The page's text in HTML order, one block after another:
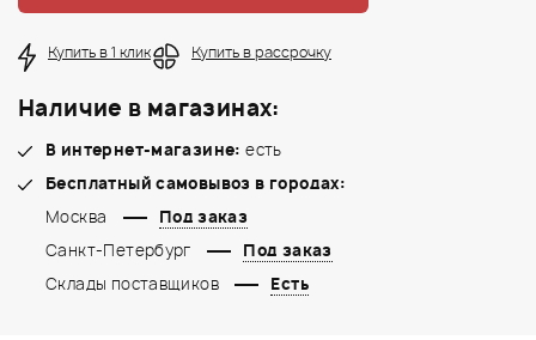
Купить в 1 клик Купить в рассрочку
Наличие в магазинах:
В интернет-магазине: есть
Бесплатный самовывоз в городах:
Москва
Под заказ
Санкт-Петербург
Под заказ
Склады поставщиков
Есть